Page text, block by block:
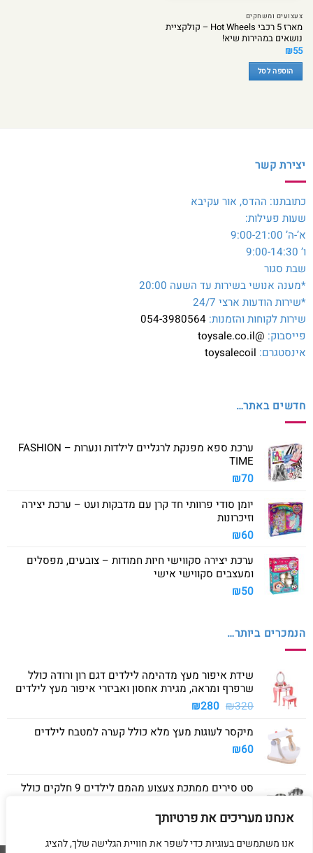
אנחנו מעריכים את פרטיותך
אנו משתמשים בעוגיות כדי לשפר את חוויית הגלישה שלך, להציג
צעצועים ומשחקים
מארז 5 רכבי Hot Wheels – קולקציית
נושאים במהירות שיא!
₪55
הוספה לסל
יצירת קשר
כתובתנו: ההדס, אור עקיבא
שעות פעילות:
א’-ה’ 9:00-21:00
ו’ 9:00-14:30
שבת סגור
*מענה אנושי בשירות עד השעה 20:00
*שירות הודעות ארצי 24/7
שירות לקוחות והזמנות: 054-3980564
פייסבוק: @toysale.co.il
אינסטגרם: toysalecoil
חדשים באתר…
ערכת ספא מפנקת לרגליים לילדות ונערות – FASHION
TIME
₪70
יומן סודי פרוותי חד קרן עם מדבקות ועט – ערכת יצירה
וזיכרונות
₪60
ערכת יצירה סקווישי חיות חמודות – צובעים, מפסלים
ומעצבים סקווישי אישי
₪50
הנמכרים ביותר…
שידת איפור מעץ מדהימה לילדים דגם רון ורודה כולל
שרפרף ומראה, מגירת אחסון ואביזרי איפור מעץ לילדים
₪320
המחיר
היה:
₪280 המחיר
הוא:
מיקסר לעוגות מעץ מלא כולל קערה למטבח לילדים
₪60
סט סירים ממתכת צעצוע מהמם לילדים 9 חלקים כולל
₪40